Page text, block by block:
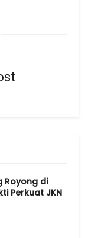
Royong di
Perkuat JKN